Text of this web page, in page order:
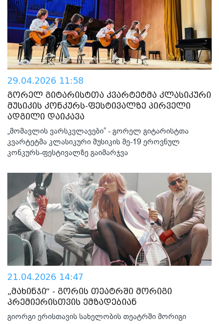
29.04.2026 11:58
გორელ გიტარისტთა კვარტეტმა კლასიკური
მუსიკის კონკურს-ფესტივალზე პირველი
ადგილი დაიკავა
„მომავლის ვარსკვლავები“ - გორელ გიტარისტთა
კვარტეტმა კლასიკური მუსიკის მე-19 ეროვნულ
კონკურს-ფესტივალზე გაიმარჯვა
21.04.2026 14:47
„მახინჯი“ - გორის თეატრში მორიგი
პრემიერისთვის ემზადებიან
გიორგი ერისთავის სახელობის თეატრში მორიგი